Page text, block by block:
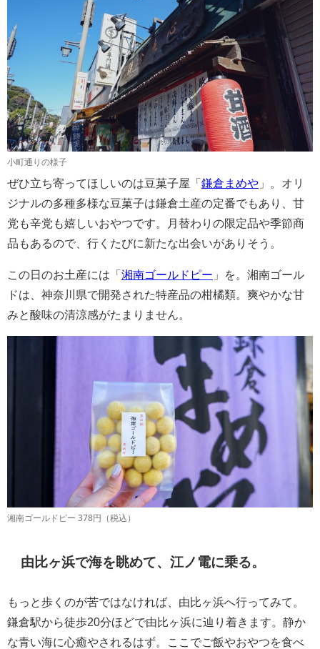
小町通りの様子
ぜひ立ち寄ってほしいのは豆菓子屋「鎌倉まめや 」。オリ
ジナルの多種多様な豆菓子は鎌倉土産の定番でもあり、甘
党も辛党も嬉しいおやつです。月替わりの限定品や季節商
品もあるので、行くたびに新たな出会いがありそう。
この日のお土産には「湘南ゴールドピー 」を。湘南ゴール
ドは、神奈川県で開発された特産品の柑橘類。爽やかな甘
みと酸味の清涼感がたまりません。
湘南ゴールドピー 378円（税込）
由比ヶ浜で海を眺めて、江ノ電に乗る。
もっと歩くのが苦ではなければ、由比ヶ浜へ行ってみて。
鎌倉駅から徒歩20分ほどで由比ヶ浜に辿り着きます。静か
な青い海に心癒やされるはず。ここでご飯やおやつを食べ